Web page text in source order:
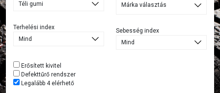
Terhelési index
Márka választás
Sebesség index
Erősített kivitel
Defekttűrő rendszer
Legalább 4 elérhető